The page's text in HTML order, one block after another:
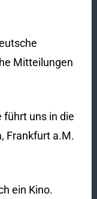
Mitteilungen
führt uns in die
Frankfurt a.M.
ein Kino.